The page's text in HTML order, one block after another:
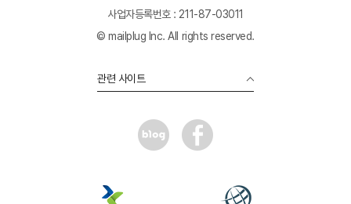
사업자등록번호 : 211-87-03011
© mailplug Inc. All rights reserved.
관련 사이트